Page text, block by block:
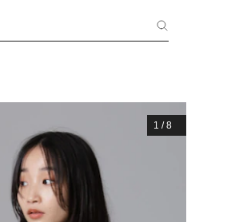
1 /8